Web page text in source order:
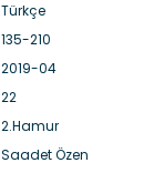
Türkçe
135-210
2019-04
22
2.Hamur
Saadet Özen